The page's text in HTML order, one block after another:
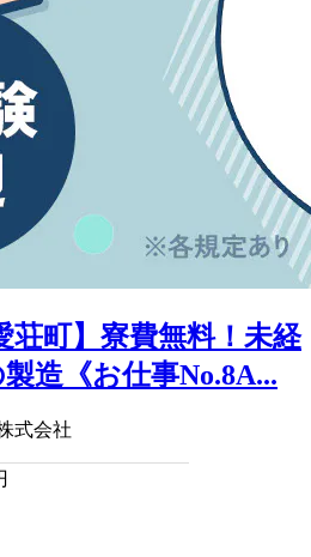
荘町】寮費無料！未経
造《お仕事No.8A...
式会社